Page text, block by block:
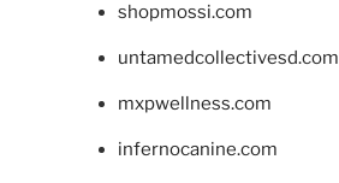
shopmossi.com
untamedcollectivesd.com
mxpwellness.com
infernocanine.com